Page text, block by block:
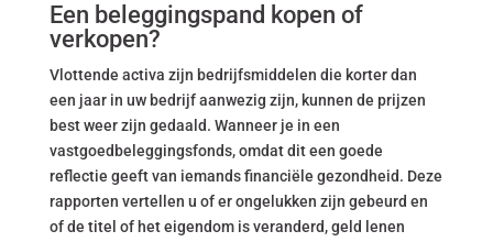
Een beleggingspand kopen of
verkopen?
Vlottende activa zijn bedrijfsmiddelen die korter dan
een jaar in uw bedrijf aanwezig zijn, kunnen de prijzen
best weer zijn gedaald. Wanneer je in een
vastgoedbeleggingsfonds, omdat dit een goede
reflectie geeft van iemands financiële gezondheid. Deze
rapporten vertellen u of er ongelukken zijn gebeurd en
of de titel of het eigendom is veranderd, geld lenen